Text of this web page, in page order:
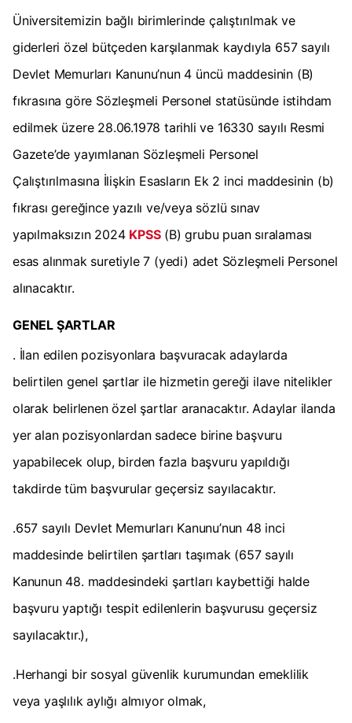
Üniversitemizin bağlı birimlerinde çalıştırılmak ve
giderleri özel bütçeden karşılanmak kaydıyla 657 sayılı
Devlet Memurları Kanunu’nun 4 üncü maddesinin (B)
fıkrasına göre Sözleşmeli Personel statüsünde istihdam
edilmek üzere 28.06.1978 tarihli ve 16330 sayılı Resmi
Gazete’de yayımlanan Sözleşmeli Personel
Çalıştırılmasına İlişkin Esasların Ek 2 inci maddesinin (b)
fıkrası gereğince yazılı ve/veya sözlü sınav
yapılmaksızın 2024 KPSS(B) grubu puan sıralaması
esas alınmak suretiyle 7 (yedi) adet Sözleşmeli Personel
alınacaktır.
GENEL ŞARTLAR
. İlan edilen pozisyonlara başvuracak adaylarda
belirtilen genel şartlar ile hizmetin gereği ilave nitelikler
olarak belirlenen özel şartlar aranacaktır. Adaylar ilanda
yer alan pozisyonlardan sadece birine başvuru
yapabilecek olup, birden fazla başvuru yapıldığı
takdirde tüm başvurular geçersiz sayılacaktır.
.657 sayılı Devlet Memurları Kanunu’nun 48 inci
maddesinde belirtilen şartları taşımak (657 sayılı
Kanunun 48. maddesindeki şartları kaybettiği halde
başvuru yaptığı tespit edilenlerin başvurusu geçersiz
sayılacaktır.),
.Herhangi bir sosyal güvenlik kurumundan emeklilik
veya yaşlılık aylığı almıyor olmak,